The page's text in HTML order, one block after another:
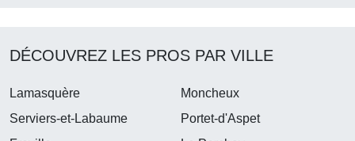
DÉCOUVREZ LES PROS PAR VILLE
Lamasquère
Moncheux
Serviers-et-Labaume
Portet-d'Aspet